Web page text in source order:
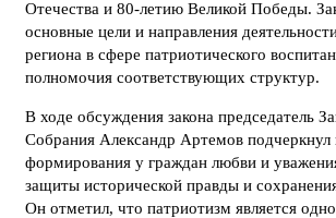
Отечества и 80-летию Великой Победы.
основные цели и направления
региона в сфере патриотического
полномочия соответствующих структур.
В ходе обсуждения закона председатель
Собрания Александр Артемов подчеркнул
формирования у граждан любви и
защиты исторической правды и
Он отметил, что патриотизм является